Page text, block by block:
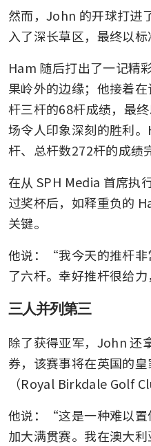
然而，John 的开球打进
入了深长草区，最终以标
Ham 随后打出了一记精
果岭外的边缘；他接着
杆三杆的68杆成绩，最
场令人印象深刻的胜利
杆、总杆数272杆的成绩
在从 SPH Media 首席执
过奖杯后，如释重负的
关键。
他说：“我今天的推杆非
了六杆。幸好推杆很给
三人并列第三
除了获得亚军，John 还
券，该赛事将在英国的
（Royal Birkdale Golf
他说：“这是一种难以置
加大满贯赛。我在澳大